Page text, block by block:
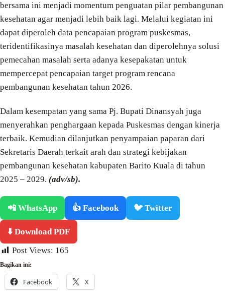
bersama ini menjadi momentum penguatan pilar pembangunan
kesehatan agar menjadi lebih baik lagi. Melalui kegiatan ini
dapat diperoleh data pencapaian program puskesmas,
teridentifikasinya masalah kesehatan dan diperolehnya solusi
pemecahan masalah serta adanya kesepakatan untuk
mempercepat pencapaian target program rencana
pembangunan kesehatan tahun 2026.
Dalam kesempatan yang sama Pj. Bupati Dinansyah juga
menyerahkan penghargaan kepada Puskesmas dengan kinerja
terbaik. Kemudian dilanjutkan penyampaian paparan dari
Sekretaris Daerah terkait arah dan strategi kebijakan
pembangunan kesehatan kabupaten Barito Kuala di tahun
2025 – 2029. (adv/sb).
📲 WhatsApp 👍 Facebook 🐦 Twitter
⬇️ Download PDF
Post Views: 165
Bagikan ini:
Facebook X